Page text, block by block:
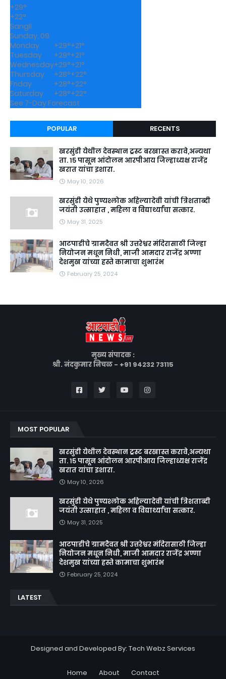
+29°
+22°
Sangli
Sunday, 09
Monday
+29°+21°
Tuesday
+29°+21°
Wednesday+29°+21°
Thursday
+28°+22°
Friday
+28°+22°
Saturday
+28°+22°
See 7-Day Forecast
POPULAR RECENTS
खरसुंडी येथील देवस्थान ट्रस्ट बरखास्त करावे,अन्यथा
ता. १५ पासून आंदोलन आरपीआय जिल्हाध्यक्ष राजेंद्र
खरात यांचा इशारा.
May 10, 2026
खरसुंडी येथे पुण्यश्लोक अहिल्यादेवी यांची त्रिशताब्दी
जयंती उत्साहात , महिला व विद्यार्थ्यांचा सत्कार.
May 31, 2025
आटपाडीचे ग्रामदैवत श्री उत्तरेश्वर मंदिरासाठी जिल्हा
नियोजन मधून निधी, माजी आमदार राजेंद्र अण्णा
देशमुख यांच्या हस्ते कामाचा शुभारंभ
February 25, 2024
मुख्य संपादक :
श्री. नंदकुमार निचळ - +91 94232 73115
MOST POPULAR
खरसुंडी येथील देवस्थान ट्रस्ट बरखास्त करावे,अन्यथा
ता. १५ पासून आंदोलन आरपीआय जिल्हाध्यक्ष राजेंद्र
खरात यांचा इशारा.
May 10, 2026
खरसुंडी येथे पुण्यश्लोक अहिल्यादेवी यांची त्रिशताब्दी
जयंती उत्साहात , महिला व विद्यार्थ्यांचा सत्कार.
May 31, 2025
आटपाडीचे ग्रामदैवत श्री उत्तरेश्वर मंदिरासाठी जिल्हा
नियोजन मधून निधी, माजी आमदार राजेंद्र अण्णा
देशमुख यांच्या हस्ते कामाचा शुभारंभ
February 25, 2024
LATEST
Designed and Developed By: Tech Webz Services
Home About Contact